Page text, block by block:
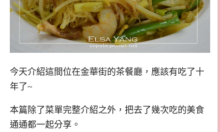
今天介紹這間位在金華街的茶餐廳，應該有吃了十
年了~
本篇除了菜單完整介紹之外，把去了幾次吃的美食
通通都一起分享。